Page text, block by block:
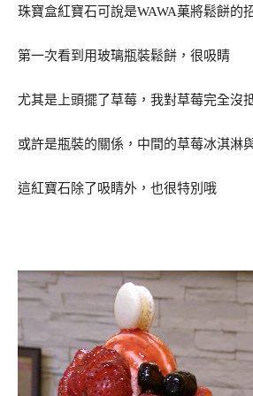
珠寶盒紅寶石可說是WAWA菓將鬆餅的
第一次看到用玻璃瓶裝鬆餅，很吸睛
尤其是上頭擺了草莓，我對草莓完全沒
或許是瓶裝的關係，中間的草莓冰淇淋
這紅寶石除了吸睛外，也很特別哦